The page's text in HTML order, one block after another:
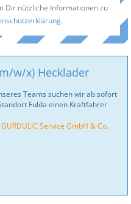
Dir nützliche Informationen zu
.
w/x) Hecklader
Teams suchen wir ab sofort
Fulda einen Kraftfahrer
GURDULIC Service GmbH & Co.